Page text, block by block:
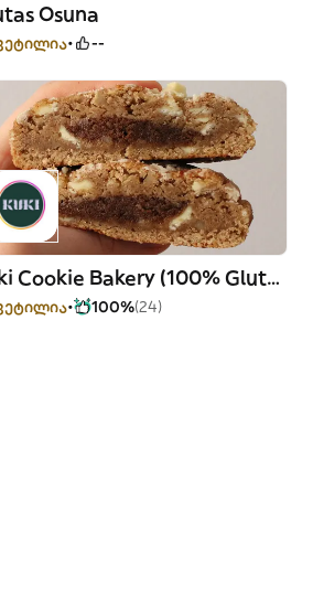
Osuna
--
Kuki Cookie Bakery (100% Gluten Free)
100%(24)